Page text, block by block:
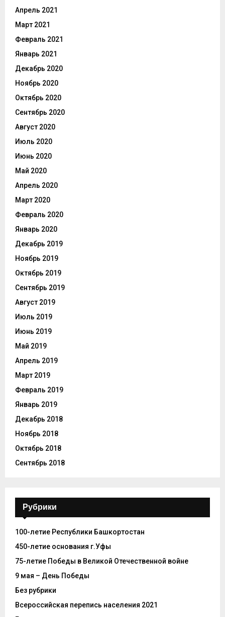
Апрель 2021
Март 2021
Февраль 2021
Январь 2021
Декабрь 2020
Ноябрь 2020
Октябрь 2020
Сентябрь 2020
Август 2020
Июль 2020
Июнь 2020
Май 2020
Апрель 2020
Март 2020
Февраль 2020
Январь 2020
Декабрь 2019
Ноябрь 2019
Октябрь 2019
Сентябрь 2019
Август 2019
Июль 2019
Июнь 2019
Май 2019
Апрель 2019
Март 2019
Февраль 2019
Январь 2019
Декабрь 2018
Ноябрь 2018
Октябрь 2018
Сентябрь 2018
Рубрики
100-летие Республики Башкортостан
450-летие основания г.Уфы
75-летие Победы в Великой Отечественной войне
9 мая – День Победы
Без рубрики
Всероссийская перепись населения 2021